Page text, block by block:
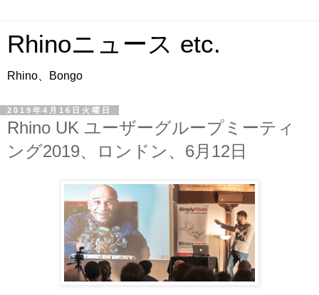
Rhinoニュース etc.
Rhino、Bongo
2019年4月16日火曜日
Rhino UK ユーザーグループミーティ
ング2019、ロンドン、6月12日